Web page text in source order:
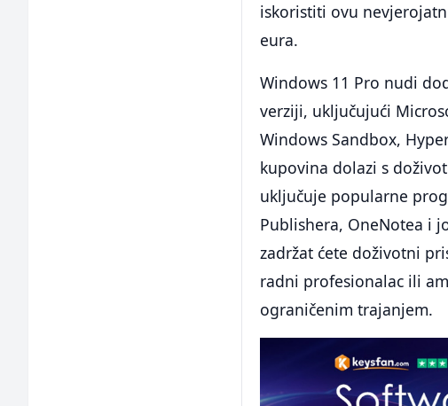
iskoristiti ovu
eura.
Windows 11 Pro nudi
verziji, uključujući
Windows Sandbox,
kupovina dolazi s
uključuje popularne
Publishera, OneNotea i
zadržat ćete doživotni
radni profesionalac ili
ograničenim trajanjem.